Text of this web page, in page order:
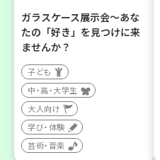
ガラスケース展示会～あな
たの「好き」を見つけに来
ませんか？
子ども
中・高・大学生
大人向け
学び・体験
芸術・音楽